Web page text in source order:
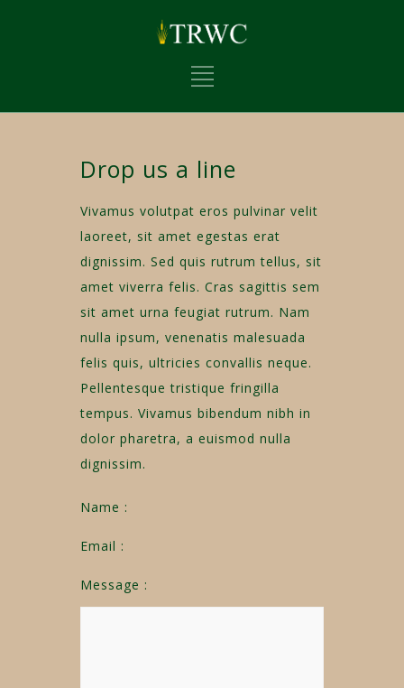
Drop us a line
Vivamus volutpat eros pulvinar velit
laoreet, sit amet egestas erat
dignissim. Sed quis rutrum tellus, sit
amet viverra felis. Cras sagittis sem
sit amet urna feugiat rutrum. Nam
nulla ipsum, venenatis malesuada
felis quis, ultricies convallis neque.
Pellentesque tristique fringilla
tempus. Vivamus bibendum nibh in
dolor pharetra, a euismod nulla
dignissim.
Name :
Email :
Message :